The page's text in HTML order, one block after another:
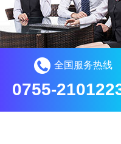
全国服务热线
0755-